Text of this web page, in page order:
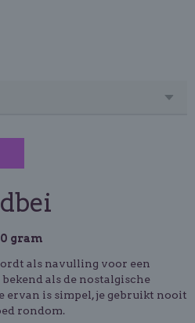
gram
als navulling voor een
als de nostalgische
ervan is simpel, je gebruikt nooit
rondom.